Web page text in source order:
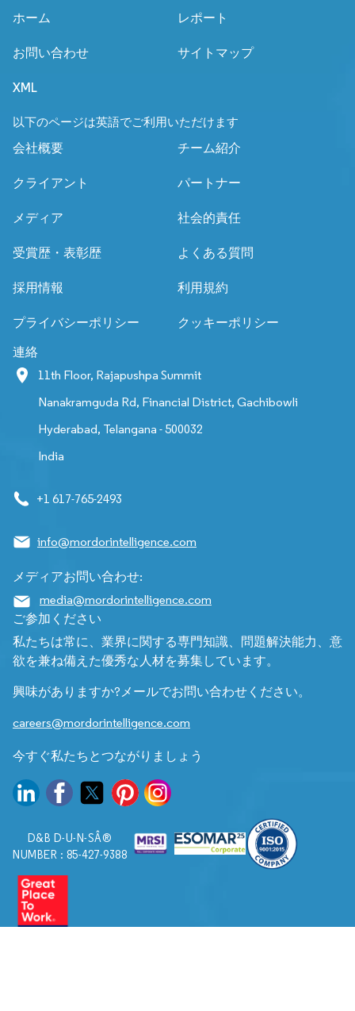
ホーム レポート
お問い合わせ サイトマップ
XML
以下のページは英語でご利用いただけます
会社概要
チーム紹介
クライアント パートナー
メディア 社会的責任
受賞歴・表彰歴 よくある質問
採用情報 利用規約
プライバシーポリシー クッキーポリシー
連絡
11th Floor, Rajapushpa Summit
Nanakramguda Rd, Financial District, Gachibowli
Hyderabad, Telangana - 500032
India
+1 617-765-2493
info@mordorintelligence.com
メディアお問い合わせ:
media@mordorintelligence.com
ご参加ください
私たちは常に、業界に関する専門知識、問題解決能力、意
欲を兼ね備えた優秀な人材を募集しています。
興味がありますか?メールでお問い合わせください。
careers@mordorintelligence.com
今すぐ私たちとつながりましょう
D&B D-U-N-SÂ®
NUMBER : 85-427-9388